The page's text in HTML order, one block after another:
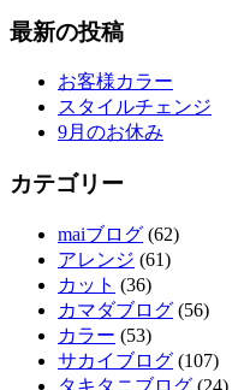
最新の投稿
お客様カラー
スタイルチェンジ
9月のお休み
カテゴリー
maiブログ (62)
アレンジ (61)
カット (36)
カマダブログ (56)
カラー (53)
サカイブログ (107)
タキタニブログ (24)